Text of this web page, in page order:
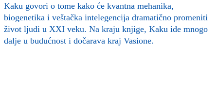
Kaku govori o tome kako će kvantna mehanika,
biogenetika i veštačka intelegencija dramatično promeniti
život ljudi u XXI veku. Na kraju knjige, Kaku ide mnogo
dalje u budućnost i dočarava kraj Vasione.